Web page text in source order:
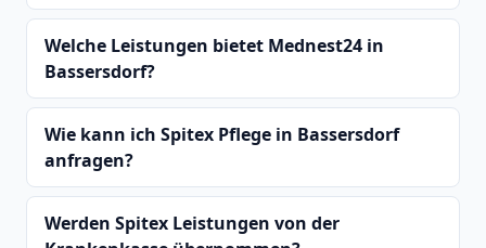
Welche Leistungen bietet Mednest24 in
Bassersdorf?
Wie kann ich Spitex Pflege in Bassersdorf
anfragen?
Werden Spitex Leistungen von der